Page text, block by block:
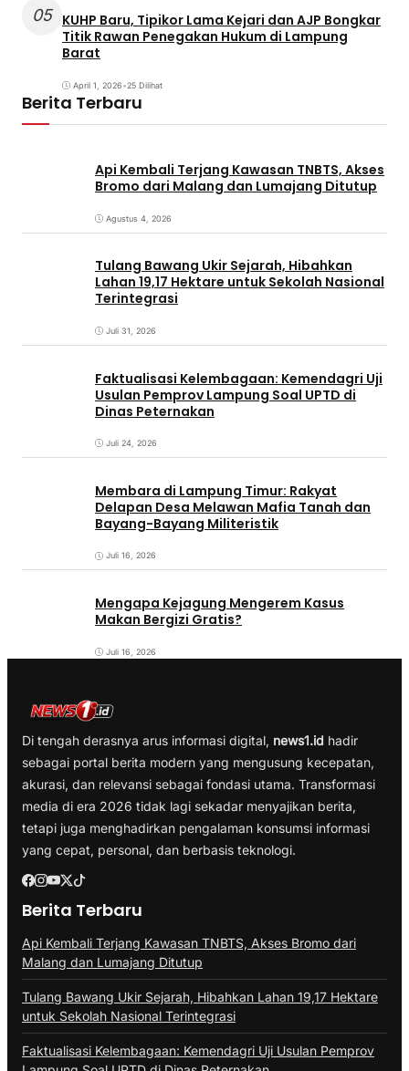
05 KUHP Baru, Tipikor Lama Kejari dan AJP Bongkar
Titik Rawan Penegakan Hukum di Lampung
Barat
April 1, 2026•25 Dilihat
Berita Terbaru
Api Kembali Terjang Kawasan TNBTS, Akses
Bromo dari Malang dan Lumajang Ditutup
Agustus 4, 2026
Tulang Bawang Ukir Sejarah, Hibahkan
Lahan 19,17 Hektare untuk Sekolah Nasional
Terintegrasi
Juli 31, 2026
Faktualisasi Kelembagaan: Kemendagri Uji
Usulan Pemprov Lampung Soal UPTD di
Dinas Peternakan
Juli 24, 2026
Membara di Lampung Timur: Rakyat
Delapan Desa Melawan Mafia Tanah dan
Bayang-Bayang Militeristik
Juli 16, 2026
Mengapa Kejagung Mengerem Kasus
Makan Bergizi Gratis?
Juli 16, 2026
Di tengah derasnya arus informasi digital, news1.id hadir
sebagai portal berita modern yang mengusung kecepatan,
akurasi, dan relevansi sebagai fondasi utama. Transformasi
media di era 2026 tidak lagi sekadar menyajikan berita,
tetapi juga menghadirkan pengalaman konsumsi informasi
yang cepat, personal, dan berbasis teknologi.
Berita Terbaru
Api Kembali Terjang Kawasan TNBTS, Akses Bromo dari
Malang dan Lumajang Ditutup
Tulang Bawang Ukir Sejarah, Hibahkan Lahan 19,17 Hektare
untuk Sekolah Nasional Terintegrasi
Faktualisasi Kelembagaan: Kemendagri Uji Usulan Pemprov